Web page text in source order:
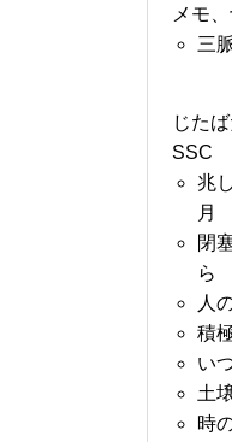
メモ
三
じた
SSC
兆
月
閉
ら
人
積
い
土
時